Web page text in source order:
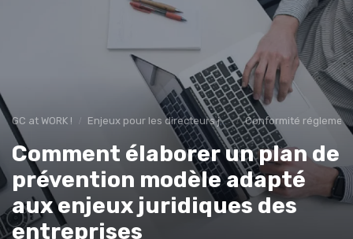
GC at WORK ! Enjeux pour les directeurs juridiques Conformité
Comment élaborer un plan de
prévention modèle adapté
aux enjeux juridiques des
entreprises